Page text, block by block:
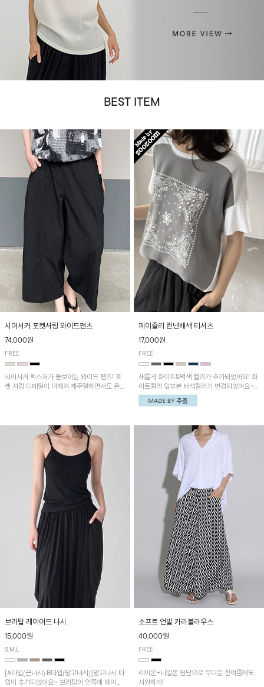
BEST ITEM
시어서커 포켓셔링 와이드팬츠
74,000원
FREE
시어서커 텍스처가 돋보이는 와이드 팬츠! 포
켓 셔링 디테일이 더해져 캐주얼하면서도 은은
아이템으로 활용하기 좋아요~
페이즐리 린넨배색 티셔츠
17,000원
FREE
새롭게 화이트&먹색 컬러가 추가되었어요! 화
이트컬러 앞부분 배색컬러가 변경되었어요~
중앙 린넨배색으로 유니크하면서 페이즐리 패
턴으로 감각적인 분위기를 연출이 가능한 티셔
브라탑 레이어드 나시
15,000원
S,M,L
[A타입(끈나시),B타입(망고나시)]망고나시 타
입이 추가되었어요~ 브라탑이 안쪽에 레이어
소프트 언발 카라블라우스
40,000원
FREE
레이온+나일론 원단으로 무더운 한여름에도
시원하게!